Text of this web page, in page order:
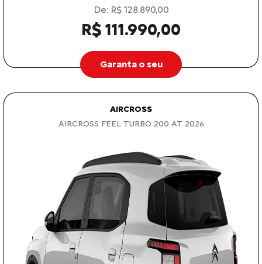
De: R$ 128.890,00
R$ 111.990,00
Garanta o seu
AIRCROSS
AIRCROSS FEEL TURBO 200 AT 2026